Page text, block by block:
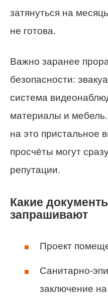
затянуться на
не готова.
Важно заранее
безопасности:
система
материалы и
на это пристальное
просчёты могут
репутации.
Какие
запрашивают
Проект
Санитарно-
заключение